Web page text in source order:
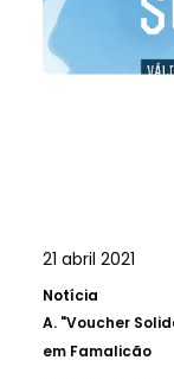
21 abril 2021
Notícia
A. "Voucher
em Famalicão